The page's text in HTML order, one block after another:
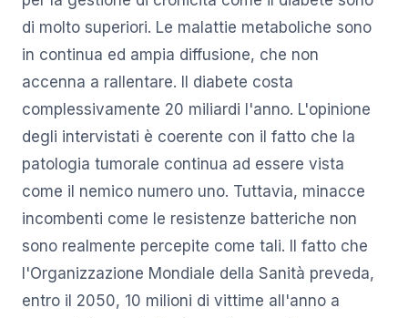
di molto superiori. Le malattie metaboliche sono
in continua ed ampia diffusione, che non
accenna a rallentare. Il diabete costa
complessivamente 20 miliardi l'anno. L'opinione
degli intervistati è coerente con il fatto che la
patologia tumorale continua ad essere vista
come il nemico numero uno. Tuttavia, minacce
incombenti come le resistenze batteriche non
sono realmente percepite come tali. Il fatto che
l'Organizzazione Mondiale della Sanità preveda,
entro il 2050, 10 milioni di vittime all'anno a